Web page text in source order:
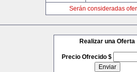
Serán consideradas
Realizar una Oferta
Precio Ofrecido $